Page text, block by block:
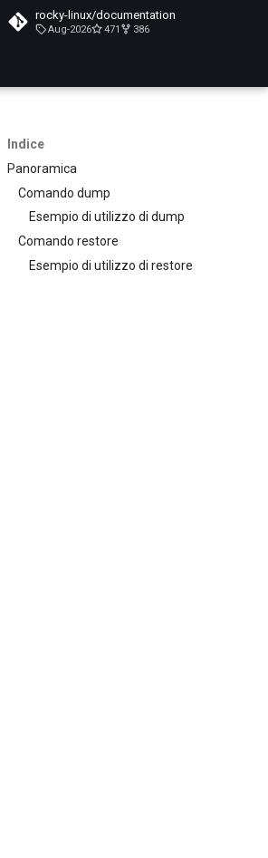
rocky-linux/documentation
Aug-2026 471 386
Indice
Panoramica
Comando dump
Esempio di utilizzo di dump
Comando restore
Esempio di utilizzo di restore